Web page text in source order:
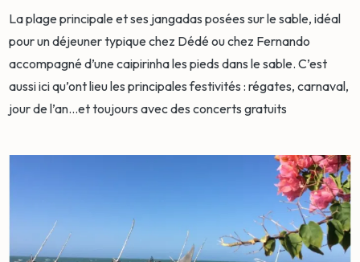
La plage principale et ses jangadas posées sur le sable, idéal
pour un déjeuner typique chez Dédé ou chez Fernando
accompagné d’une caipirinha les pieds dans le sable. C’est
aussi ici qu’ont lieu les principales festivités : régates, carnaval,
jour de l’an…et toujours avec des concerts gratuits